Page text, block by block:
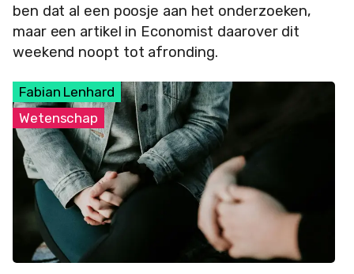
ben dat al een poosje aan het onderzoeken,
maar een artikel in Economist daarover dit
weekend noopt tot afronding.
Fabian Lenhard
Wetenschap